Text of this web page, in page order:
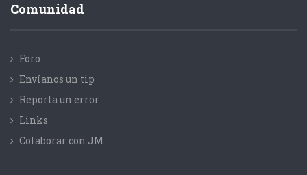
Comunidad
Foro
Envíanos un tip
Reporta un error
Links
Colaborar con JM